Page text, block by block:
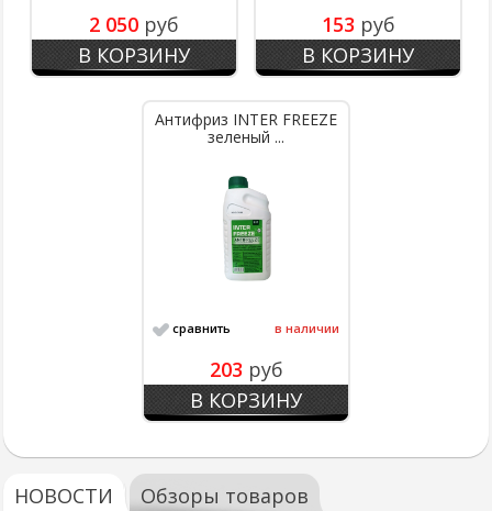
2 050 руб
В КОРЗИНУ
153 руб
В КОРЗИНУ
Антифриз INTER FREEZE
зеленый ...
сравнить в наличии
203 руб
В КОРЗИНУ
НОВОСТИ Обзоры товаров